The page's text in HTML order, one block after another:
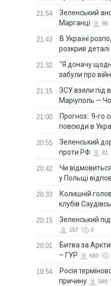
21:54
Зеленський
Марганці
96
21:43
В Україні
розкрив деталі
21:32
"Я доначу
забули про
21:15
ЗСУ взяли під
Маріуполь —
21:00
Прогноз: 9-го
повсюди в
20:55
Зеленський
проти РФ
81
20:42
Чи
у Польщі
20:33
Колишній
клубів
20:15 Зеленський
157 0
20:01
Битва за
– ГУР
683
19:54
Росія
причину
589